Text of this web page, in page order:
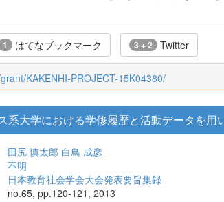
1 はてなブックマーク 3 + 2 Twitter
KAKENHI-PROJECT-15K04380/
系大学における学修履歴と活動データを
田尻 慎太郎 白鳥 成彦
不明
日本教育社会学会大会発表要旨集録
no.65, pp.120-121, 2013